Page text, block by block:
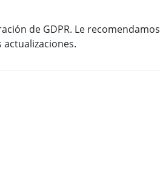
de GDPR. Le recomendamos